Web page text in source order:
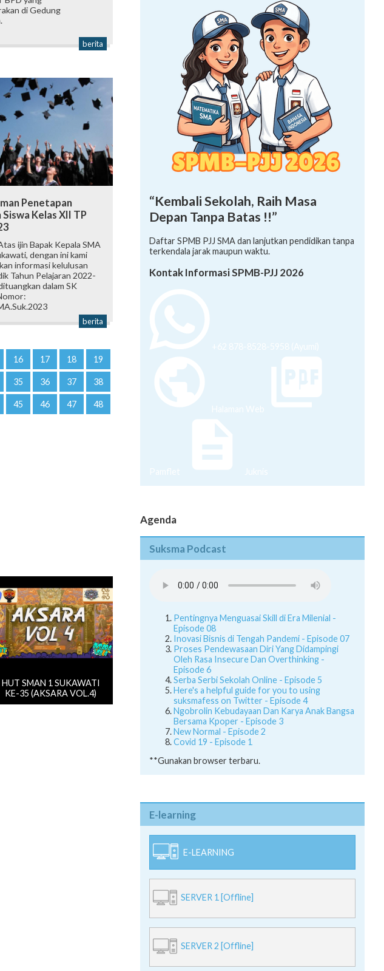
di Gedung
berita
Penetapan
Siswa Kelas XII TP
ijin Bapak Kepala SMA
dengan ini kami
informasi kelulusan
Tahun Pelajaran 2022-
dalam SK
berita
16 17 18 19
35 36 37 38
45 46 47 48
HUT SMAN 1 SUKAWATI
KE-35 (AKSARA VOL.4)
“Kembali Sekolah, Raih Masa
Depan Tanpa Batas !!”
Daftar SPMB PJJ SMA dan lanjutkan pendidikan tanpa
terkendala jarak maupun waktu.
Kontak Informasi SPMB-PJJ 2026
+62 878-8528-5958 (Ayumi)
Halaman Web
Pamflet Juknis
Agenda
Suksma Podcast
Pentingnya Menguasai Skill di Era Milenial -
Episode 08
Inovasi Bisnis di Tengah Pandemi - Episode 07
Proses Pendewasaan Diri Yang Didampingi
Oleh Rasa Insecure Dan Overthinking -
Episode 6
Serba Serbi Sekolah Online - Episode 5
Here's a helpful guide for you to using
suksmafess on Twitter - Episode 4
Ngobrolin Kebudayaan Dan Karya Anak Bangsa
Bersama Kpoper - Episode 3
New Normal - Episode 2
Covid 19 - Episode 1
**Gunakan browser terbaru.
E-learning
E-LEARNING
SERVER 1 [Offline]
SERVER 2 [Offline]